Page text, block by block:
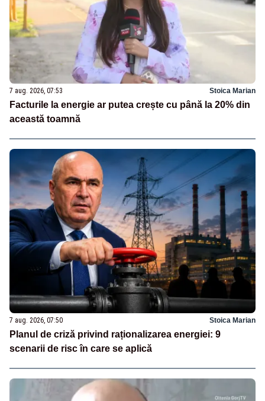
7 aug. 2026, 07:53 Stoica Marian
Facturile la energie ar putea crește cu până la 20% din
această toamnă
7 aug. 2026, 07:50 Stoica Marian
Planul de criză privind raționalizarea energiei: 9
scenarii de risc în care se aplică